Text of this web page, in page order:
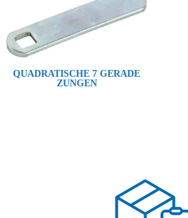
QUADRATISCHE 7 GERADE
ZUNGEN